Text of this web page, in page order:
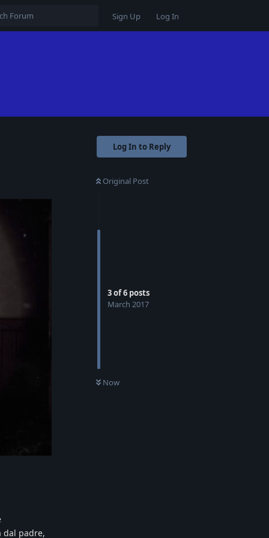
Sign Up Log In
Log In to Reply
Original Post
3of6 posts
March 2017
Now
dal padre,